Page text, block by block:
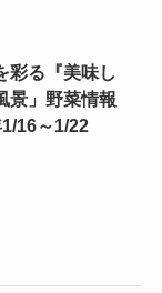
彩る『美味し
景」野菜情報
16～1/22